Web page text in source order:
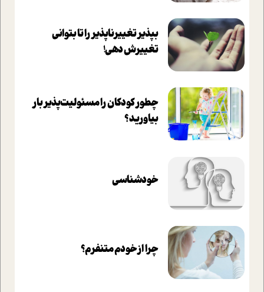
بپذير تغييرناپذير را تا بتواني
تغييرش دهي!‏
چطور کودکان را مسئولیت‌پذیر بار
بیاورید؟
خودشناسی
چرا از خودم متنفرم؟